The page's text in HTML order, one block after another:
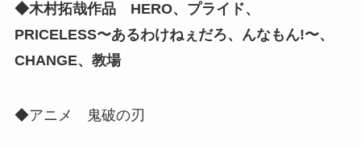
◆木村拓哉作品 HERO、プライド、
PRICELESS〜あるわけねぇだろ、んなもん!〜、
CHANGE、教場
◆アニメ 鬼破の刃